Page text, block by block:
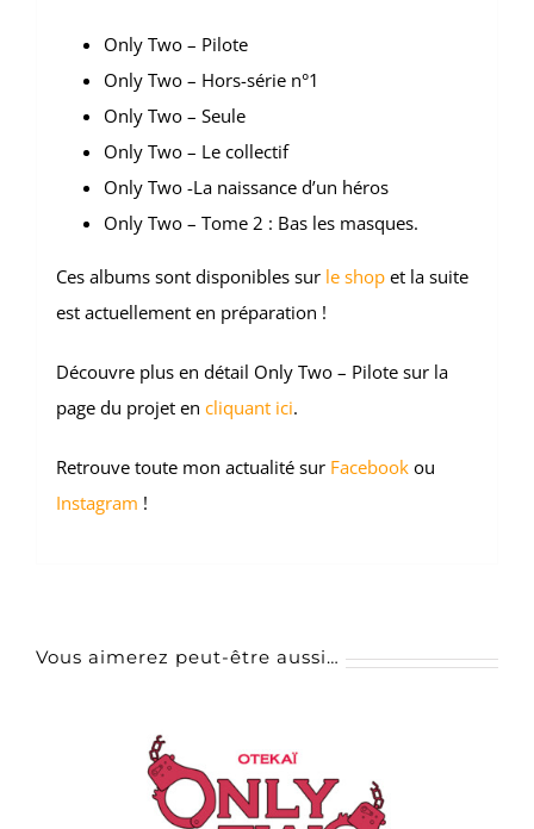
Only Two – Pilote
Only Two – Hors-série n°1
Only Two – Seule
Only Two – Le collectif
Only Two -La naissance d’un héros
Only Two – Tome 2 : Bas les masques.
Ces albums sont disponibles sur le shopet la suite
est actuellement en préparation !
Découvre plus en détail Only Two – Pilote sur la
page du projet en cliquant ici.
Retrouve toute mon actualité sur Facebookou
Instagram !
Vous aimerez peut-être aussi…